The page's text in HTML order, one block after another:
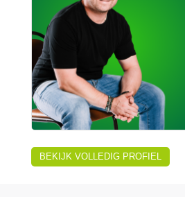
BEKIJK VOLLEDIG PROFIEL